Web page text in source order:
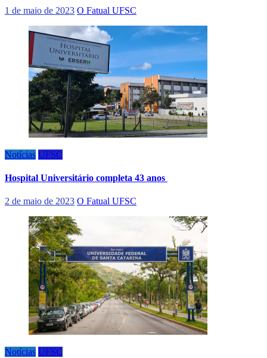
1 de maio de 2023 O Fatual UFSC
Notícias UFSC
Hospital Universitário completa 43 anos
2 de maio de 2023 O Fatual UFSC
Notícias UFSC